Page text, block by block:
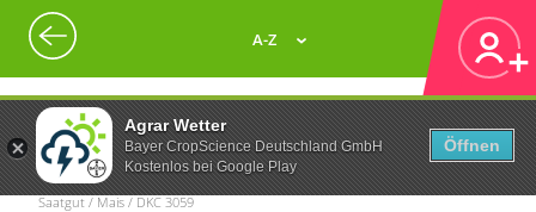
Agrar Wetter
Bayer CropScience Deutschland GmbH
Kostenlos bei Google Play
Öffnen
A-Z
Saatgut / Mais / DKC 3059